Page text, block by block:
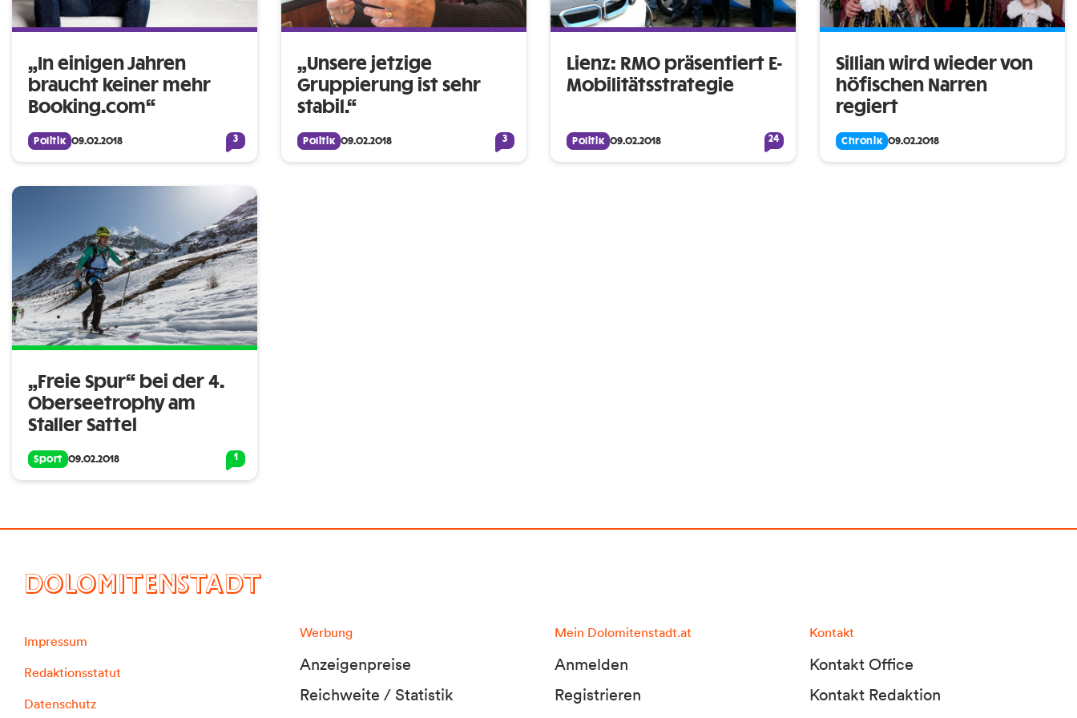
„In einigen Jahren
braucht keiner mehr
Booking.com“
Politik 09.02.2018 3
„Unsere jetzige
Gruppierung ist sehr
stabil.“
Politik 09.02.2018 3
Lienz: RMO präsentiert E-
Mobilitätsstrategie
Politik 09.02.2018 24
Sillian wird wieder von
höfischen Narren
regiert
Chronik 09.02.2018
„Freie Spur“ bei der 4.
Oberseetrophy am
Staller Sattel
Sport 09.02.2018 1
DOLOMITENSTADT
Impressum
Redaktionsstatut
Datenschutz
Werbung
Anzeigenpreise
Reichweite / Statistik
Mein Dolomitenstadt.at
Anmelden
Registrieren
Kontakt
Kontakt Office
Kontakt Redaktion